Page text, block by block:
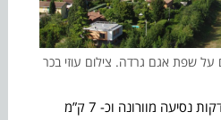
על שפת אגם גארדה, כ- 20 דקות נסיעה מוורונה וכ- 7 ק”מ